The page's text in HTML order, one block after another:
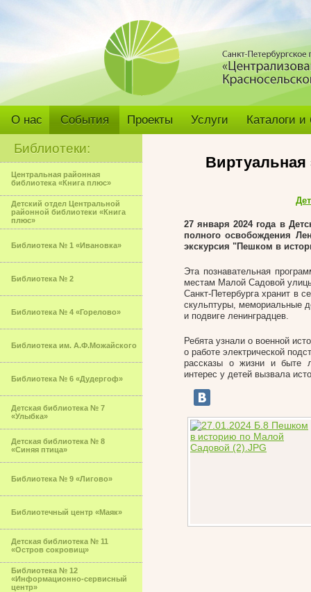
О нас События Проекты Услуги Каталоги
Библиотеки:
Центральная районная
библиотека «Книга плюс»
Детский отдел Центральной
районной библиотеки «Книга
плюс»
Библиотека № 1 «Ивановка»
Библиотека № 2
Библиотека № 4 «Горелово»
Библиотека им. А.Ф.Можайского
Библиотека № 6 «Дудергоф»
Детская библиотека № 7
«Улыбка»
Детская библиотека № 8
«Синяя птица»
Библиотека № 9 «Лигово»
Библиотечный центр «Маяк»
Детская библиотека № 11
«Остров сокровищ»
Библиотека № 12
«Информационно-сервисный
центр»
27 января 2024 года в
полного освобождения
экскурсия "Пешком в
Эта познавательная
местам Малой Садовой
Санкт-Петербурга хранит в
скульптуры, мемориальные
и подвиге ленинградцев.
Ребята узнали о военной
о работе электрической
рассказы о жизни и быте
интерес у детей вызвала